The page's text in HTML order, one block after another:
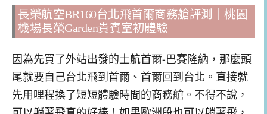
長榮航空BR160台北飛首爾商務艙評測｜桃園
機場長榮Garden貴賓室初體驗
因為先買了外站出發的土航首爾-巴賽隆納，那麼頭
尾就要自己台北飛到首爾、首爾回到台北。直接就
先用哩程換了短短體驗時間的商務艙。不得不說，